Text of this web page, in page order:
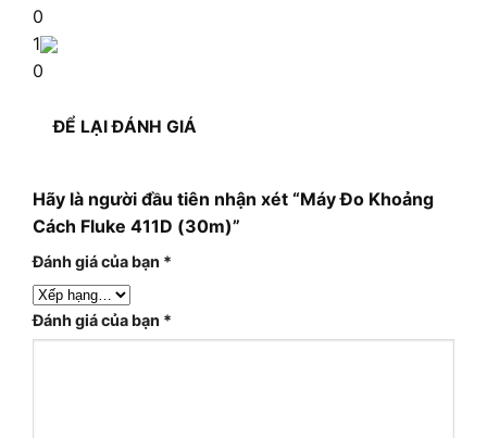
0
1
0
ĐỂ LẠI ĐÁNH GIÁ
Hãy là người đầu tiên nhận xét “Máy Đo Khoảng
Cách Fluke 411D (30m)”
Đánh giá của bạn *
Đánh giá của bạn *